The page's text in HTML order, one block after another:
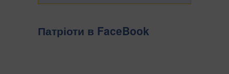
Патріоти в FaceBook